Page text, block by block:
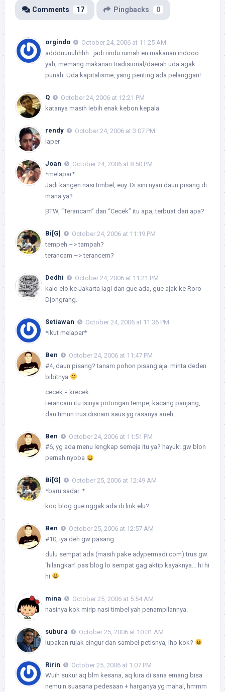
Comments 17 Pingbacks 0
orgindo
October 24, 2006 at 11:25 AM
addduuuuhhhh.. jadi rindu rumah en makanan indooo…
yah, memang makanan tradisional/daerah uda agak
punah. Uda kapitalisme, yang penting ada pelanggan!
Q
October 24, 2006 at 12:21 PM
katanya masih lebih enak kebon kepala
rendy
October 24, 2006 at 3:07 PM
laper
Joan
October 24, 2006 at 8:50 PM
*melapar*
Jadi kangen nasi timbel, euy. Di sini nyari daun pisang di
mana ya?
BTW, “Terancam” dan “Cecek” itu apa, terbuat dari apa?
Bi[G]
October 24, 2006 at 11:19 PM
tempeh –> tampah?
terancam –> terancem?
Dedhi
October 24, 2006 at 11:21 PM
kalo elo ke Jakarta lagi dan gue ada, gue ajak ke Roro
Djongrang.
Setiawan
October 24, 2006 at 11:36 PM
*ikut melapar*
Ben
October 24, 2006 at 11:47 PM
#4, daun pisang? tanam pohon pisang aja. minta deden
bibitnya
cecek = krecek.
terancam itu isinya potongan tempe, kacang panjang,
dan timun trus disiram saus yg rasanya aneh…
Ben
October 24, 2006 at 11:51 PM
#6, yg ada menu lengkap semeja itu ya? hayuk! gw blon
pernah nyoba
Bi[G]
October 25, 2006 at 12:49 AM
*baru sadar..*
koq blog gue nggak ada di link elu?
Ben
October 25, 2006 at 12:57 AM
#10, iya deh gw pasang.
dulu sempat ada (masih pake adypermadi.com) trus gw
‘hilangkan’ pas blog lo sempat gag aktip kayaknya… hi hi
hi
mina
October 25, 2006 at 5:54 AM
nasinya kok mirip nasi timbel yah penampilannya.
subura
October 25, 2006 at 10:01 AM
lupakan rujak cingur dan sambel petisnya, lho kok?
Ririn
October 25, 2006 at 1:07 PM
Wuih sukur aq blm kesana, aq kira di sana emang bisa
nemuin suasana pedesaan + harganya yg mahal, hmmm